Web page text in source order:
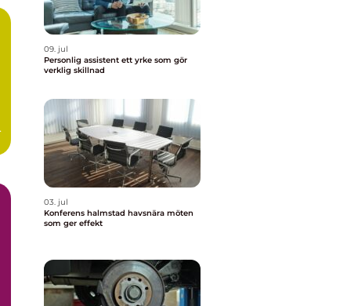
09. jul
Personlig assistent ett yrke som gör
verklig skillnad
03. jul
Konferens halmstad havsnära möten
som ger effekt